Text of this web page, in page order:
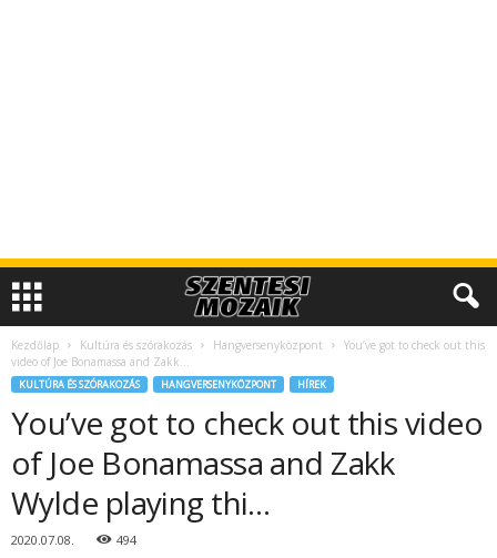
Kezdőlap Kultúra és szórakozás Hangversenyközpont
You’ve got to check out this
video of Joe Bonamassa and Zakk...
KULTÚRA ÉS SZÓRAKOZÁS HANGVERSENYKÖZPONT HÍREK
You’ve got to check out this video
of Joe Bonamassa and Zakk
Wylde playing thi…
2020.07.08. 494